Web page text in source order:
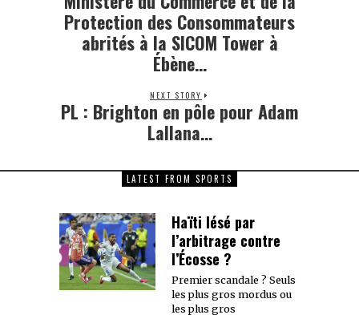
post:
Protection des Consommateurs
abrités à la SICOM Tower à
Ébène…
NEXT STORY
Next
post:
PL : Brighton en pôle pour Adam
Lallana…
LATEST FROM SPORTS
Haïti lésé par
l’arbitrage contre
l’Écosse ?
Premier scandale ? Seuls
les plus gros mordus ou
les plus gros